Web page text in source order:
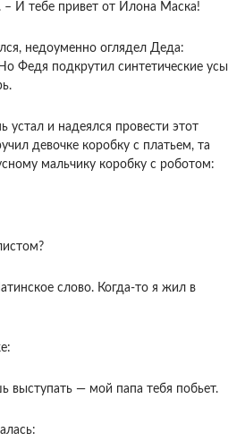
– И тебе привет от Илона Маска!
недоуменно оглядел Деда:
Федя подкрутил синтетические усы
устал и надеялся провести этот
девочке коробку с платьем, та
мальчику коробку с роботом:
слово. Когда-то я жил в
выступать — мой папа тебя побьет.